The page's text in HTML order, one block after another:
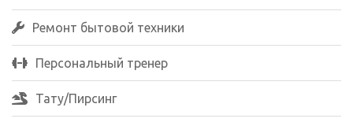
Ремонт бытовой техники
Персональный тренер
Тату/Пирсинг